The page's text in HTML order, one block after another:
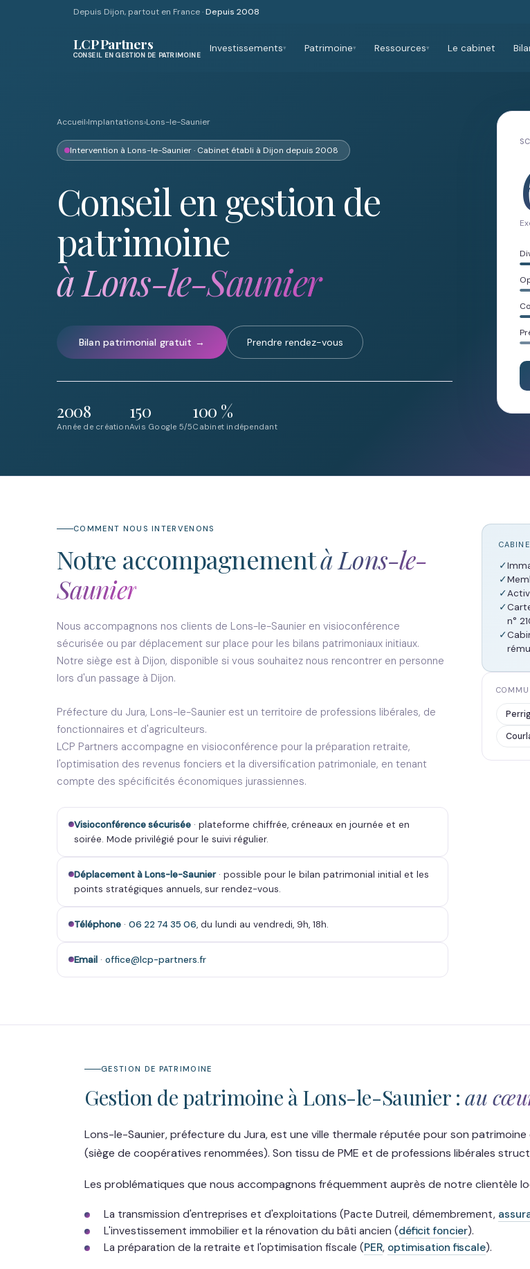
Depuis Dijon, partout en France ·Depuis 2008
LCP Partners
CONSEIL EN GESTION DE PATRIMOINE
Investissements▾ Patrimoine▾ Ressources▾ Le cabinet
Accueil›Implantations›Lons-le-Saunier
Intervention à Lons-le-Saunier · Cabinet établi à Dijon depuis 2008
Conseil en gestion de
patrimoine
à Lons-le-Saunier
Bilan patrimonial gratuit → Prendre rendez-vous
2008
Année de création
150
Avis Google 5/5
100 %
Cabinet indépendant
COMMENT NOUS INTERVENONS
Notre accompagnementà Lons-le-
Saunier
Nous accompagnons nos clients de Lons-le-Saunier en visioconférence
sécurisée ou par déplacement sur place pour les bilans patrimoniaux initiaux.
Notre siège est à Dijon, disponible si vous souhaitez nous rencontrer en personne
lors d'un passage à Dijon.
Préfecture du Jura, Lons-le-Saunier est un territoire de professions libérales, de
fonctionnaires et d'agriculteurs.
LCP Partners accompagne en visioconférence pour la préparation retraite,
l'optimisation des revenus fonciers et la diversification patrimoniale, en tenant
compte des spécificités économiques jurassiennes.
Visioconférence sécurisée · plateforme chiffrée, créneaux en journée et en
soirée. Mode privilégié pour le suivi régulier.
Déplacement à Lons-le-Saunier· possible pour le bilan patrimonial initial et les
points stratégiques annuels, sur rendez-vous.
Téléphone · 06 22 74 35 06, du lundi au vendredi, 9h, 18h.
Email · office@lcp-partners.fr
✓
✓
✓
✓
n°
✓
GESTION DE PATRIMOINE
Gestion de patrimoine à Lons-le-Saunier :au
Lons-le-Saunier, préfecture du Jura, est une ville thermale réputée pour son
(siège de coopératives renommées). Son tissu de PME et de professions libérales
Les problématiques que nous accompagnons fréquemment auprès de notre clientèle
La transmission d'entreprises et d'exploitations (Pacte Dutreil, démembrement,
L'investissement immobilier et la rénovation du bâti ancien (déficit foncier).
La préparation de la retraite et l'optimisation fiscale (PER, optimisation fiscale).